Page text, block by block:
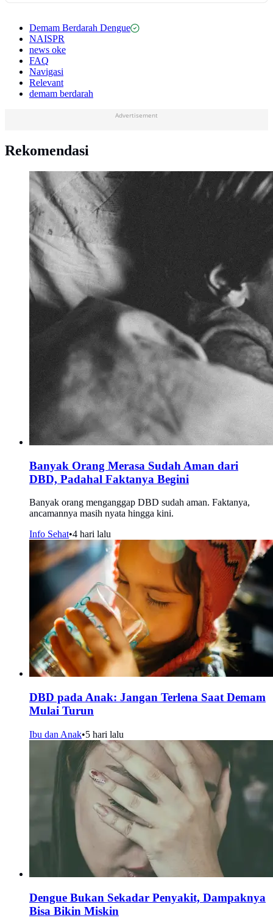
Demam Berdarah Dengue
NAISPR
news oke
FAQ
Navigasi
Relevant
demam berdarah
Advertisement
Rekomendasi
Banyak Orang Merasa Sudah Aman dari
DBD, Padahal Faktanya Begini
Banyak orang menganggap DBD sudah aman. Faktanya,
ancamannya masih nyata hingga kini.
Info Sehat•4 hari lalu
DBD pada Anak: Jangan Terlena Saat Demam
Mulai Turun
Ibu dan Anak•5 hari lalu
Dengue Bukan Sekadar Penyakit, Dampaknya
Bisa Bikin Miskin